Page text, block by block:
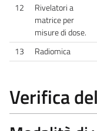
12
Rivelatori a
matrice per
misure di dose.
13 Radiomica
Verifica